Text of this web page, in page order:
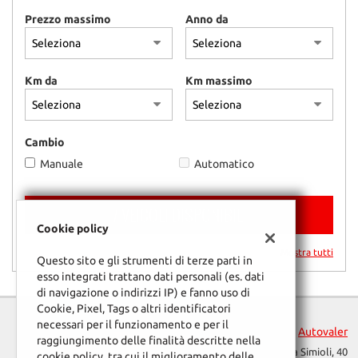
Prezzo massimo Anno da
Km da Km massimo
Cambio
Manuale
Automatico
Mostra tutti
Autovaler
Via Simioli, 40
Cookie policy
Questo sito e gli strumenti di terze parti in
esso integrati trattano dati personali (es. dati
di navigazione o indirizzi IP) e fanno uso di
Cookie, Pixel, Tags o altri identificatori
necessari per il funzionamento e per il
raggiungimento delle finalità descritte nella
questi
strumenti
tracciamento
si
alla
policy.
Puoi
e
scelte
qualsiasi
momento.